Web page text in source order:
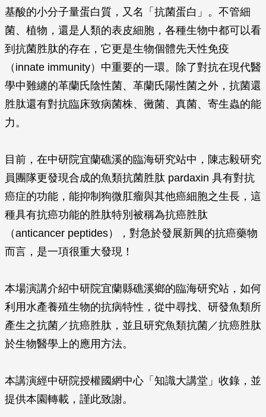
基酸的小分子量蛋白質，又名「抗菌蛋白」。不管細
菌、植物，還是人類的表皮細胞，各種生物中都可以看
到抗菌胜肽的存在，它更是生物個體先天性免疫
（innate immunity）中重要的一環。除了對抗在現代醫
學中難纏的革蘭氏陰性菌、革蘭氏陽性菌之外，抗菌還
胜肽還有對抗臨床致病菌株、黴菌、真菌、寄生蟲的能
力。
目前，在中研院宜蘭礁溪的臨海研究站中，陳志毅研究
員團隊更發現合成的魚類抗菌胜肽 pardaxin 具有對抗
癌症的功能，能抑制狗微肛瘤與其他癌細胞之生長，這
種具有抗癌功能的胜肽特別被稱為抗癌胜肽
（anticancer peptides），對急於發展新興的抗癌藥物
而言，是一項很重大發現！
本場演講介紹中研院宜蘭縣礁溪鄉的臨海研究站，如何
利用水產養殖生物的抗病特性，從中尋找、研發魚類所
產生之抗菌／抗癌胜肽，並且研究魚類抗菌／抗癌胜肽
於生物醫學上的應用方法。
本講演經中研院授權國網中心「知識大講堂」收錄，並
提供本園轉載，謹此致謝。